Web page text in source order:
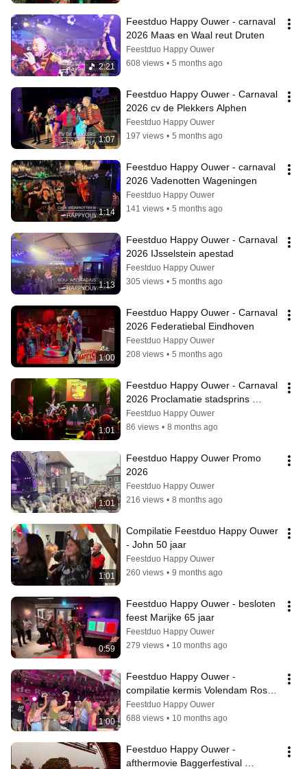
2:21
Feestduo Happy Ouwer - carnaval
2026 Maas en Waal reut Druten
Feestduo Happy Ouwer
608 views • 5 months ago
1:07
Feestduo Happy Ouwer - Carnaval
2026 cv de Plekkers Alphen
Feestduo Happy Ouwer
197 views • 5 months ago
1:14
Feestduo Happy Ouwer - carnaval
2026 Vadenotten Wageningen
Feestduo Happy Ouwer
141 views • 5 months ago
1:13
Feestduo Happy Ouwer - Carnaval
2026 IJsselstein apestad
Feestduo Happy Ouwer
305 views • 5 months ago
1:00
Feestduo Happy Ouwer - Carnaval
2026 Federatiebal Eindhoven
Feestduo Happy Ouwer
208 views • 5 months ago
1:01
Feestduo Happy Ouwer - Carnaval
2026 Proclamatie stadsprins
Nijmegen
Feestduo Happy Ouwer
86 views • 8 months ago
1:01
Feestduo Happy Ouwer Promo
2026
Feestduo Happy Ouwer
216 views • 8 months ago
1:01
Compilatie Feestduo Happy Ouwer
- John 50 jaar
Feestduo Happy Ouwer
260 views • 9 months ago
0:59
Feestduo Happy Ouwer - besloten
feest Marijke 65 jaar
Feestduo Happy Ouwer
279 views • 10 months ago
1:00
Feestduo Happy Ouwer -
compilatie kermis Volendam Rosa’s
kermistent
Feestduo Happy Ouwer
688 views • 10 months ago
Feestduo Happy Ouwer -
afthermovie Baggerfestival